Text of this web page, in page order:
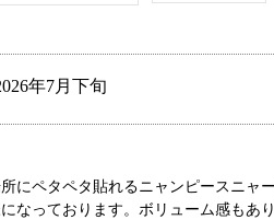
年7月下旬
にペタペタ貼れるニャンピースニャ
なっております。ボリューム感もあ